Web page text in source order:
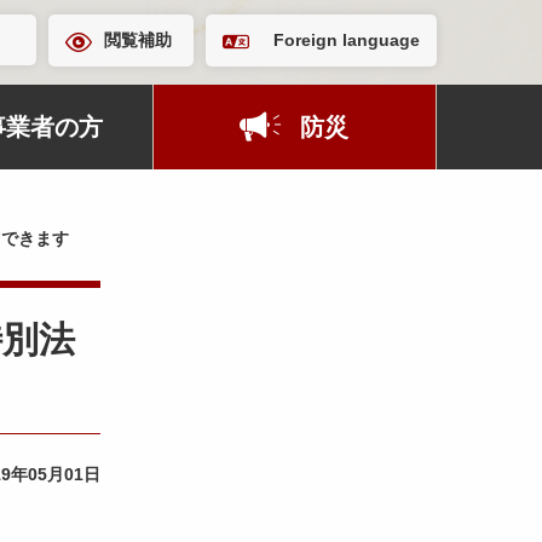
閲覧補助 Foreign language
業者の方 防災
きます
法
年05月01日